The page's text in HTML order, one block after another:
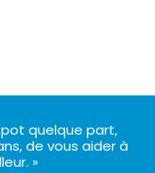
quelque part,
de vous aider à
»